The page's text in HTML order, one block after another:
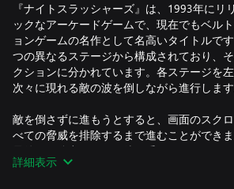
『ナイトスラッシャーズ』は、1993年にリ
ックなアーケードゲームで、現在でもベル
ョンゲームの名作として名高いタイトルで
つの異なるステージから構成されており、
クションに分かれています。各ステージを左
次々に現れる敵の波を倒しながら進行します
敵を倒さずに進もうとすると、画面のスク
べての脅威を排除するまで進むことができ
最後には強力なボスが待ち受けております
レベルへ進みましょう。
詳細表示